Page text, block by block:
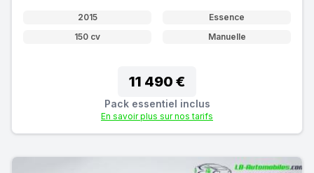
2015
Essence
150 cv
Manuelle
11 490 €
Pack essentiel inclus
En savoir plus sur nos tarifs